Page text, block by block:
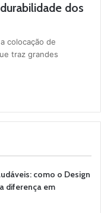
dos
colocação de
traz grandes
como o Design
diferença em